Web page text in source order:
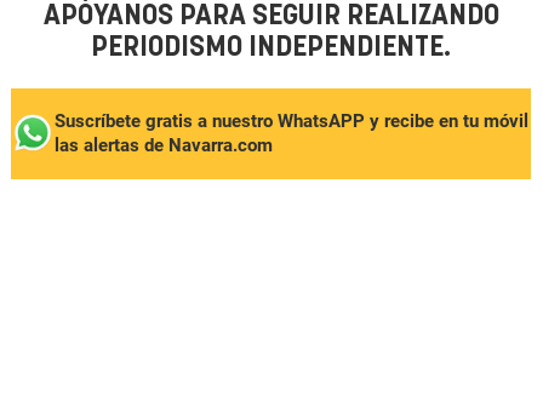
APÓYANOS PARA SEGUIR REALIZANDO
PERIODISMO INDEPENDIENTE.
Suscríbete gratis a nuestro WhatsAPP y recibe en tu móvil
las alertas de Navarra.com